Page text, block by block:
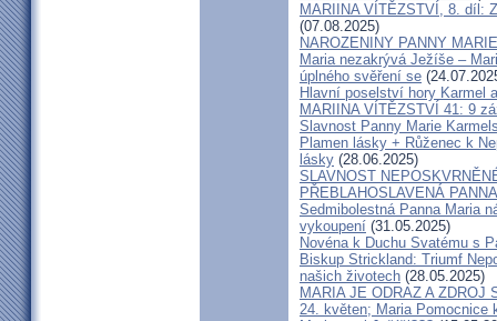
MARIINA VÍTĚZSTVÍ, 8. díl:
(07.08.2025)
NAROZENINY PANNY MARIE
Maria nezakrývá Ježíše –
úplného svěření se
Hlavní poselství hory Karmel
MARIINA VÍTĚZSTVÍ 41: 9
Slavnost Panny Marie
Plamen lásky + Růženec k
lásky (28.06.2025)
SLAVNOST
PŘEBLAHOSLAVENÁ
Sedmibolestná Panna Maria
vykoupení (31.05.2025)
Novéna k Duchu Svatému s
Biskup Strickland: Triumf
našich životech (28.05.2025)
MARIA JE ODRAZ A ZDROJ
24. květen; Maria Pomocnice